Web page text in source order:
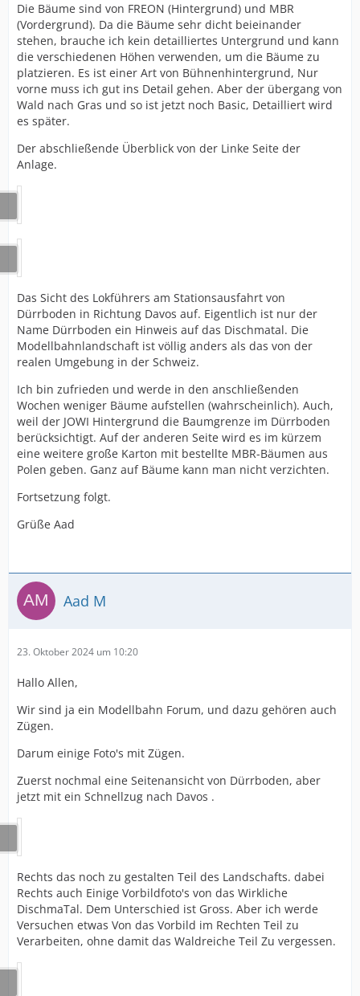
Die Bäume sind von FREON (Hintergrund) und MBR
(Vordergrund). Da die Bäume sehr dicht beieinander
stehen, brauche ich kein detailliertes Untergrund und kann
die verschiedenen Höhen verwenden, um die Bäume zu
platzieren. Es ist einer Art von Bühnenhintergrund, Nur
vorne muss ich gut ins Detail gehen. Aber der übergang von
Wald nach Gras und so ist jetzt noch Basic, Detailliert wird
es später.
Der abschließende Überblick von der Linke Seite der
Anlage.
Das Sicht des Lokführers am Stationsausfahrt von
Dürrboden in Richtung Davos auf. Eigentlich ist nur der
Name Dürrboden ein Hinweis auf das Dischmatal. Die
Modellbahnlandschaft ist völlig anders als das von der
realen Umgebung in der Schweiz.
Ich bin zufrieden und werde in den anschließenden
Wochen weniger Bäume aufstellen (wahrscheinlich). Auch,
weil der JOWI Hintergrund die Baumgrenze im Dürrboden
berücksichtigt. Auf der anderen Seite wird es im kürzem
eine weitere große Karton mit bestellte MBR-Bäumen aus
Polen geben. Ganz auf Bäume kann man nicht verzichten.
Fortsetzung folgt.
Grüße Aad
Aad M
23. Oktober 2024 um 10:20
Hallo Allen,
Wir sind ja ein Modellbahn Forum, und dazu gehören auch
Zügen.
Darum einige Foto's mit Zügen.
Zuerst nochmal eine Seitenansicht von Dürrboden, aber
jetzt mit ein Schnellzug nach Davos .
Rechts das noch zu gestalten Teil des Landschafts. dabei
Rechts auch Einige Vorbildfoto's von das Wirkliche
DischmaTal. Dem Unterschied ist Gross. Aber ich werde
Versuchen etwas Von das Vorbild im Rechten Teil zu
Verarbeiten, ohne damit das Waldreiche Teil Zu vergessen.